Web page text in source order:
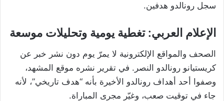
سجل رونالدو هدفين.
الإعلام العربي: تغطية يومية وتحليلات موسعة
الصحف والمواقع الإلكترونية لا يمرّ يوم دون نشر خبر عن
كريستيانو رونالدو النصر. في تقرير نشره موقع المشهد،
وصفوا أحد أهداف رونالدو الأخيرة بأنه “هدف تاريخي”، لأنه
جاء في توقيت صعب، وغيّر مجرى المباراة.